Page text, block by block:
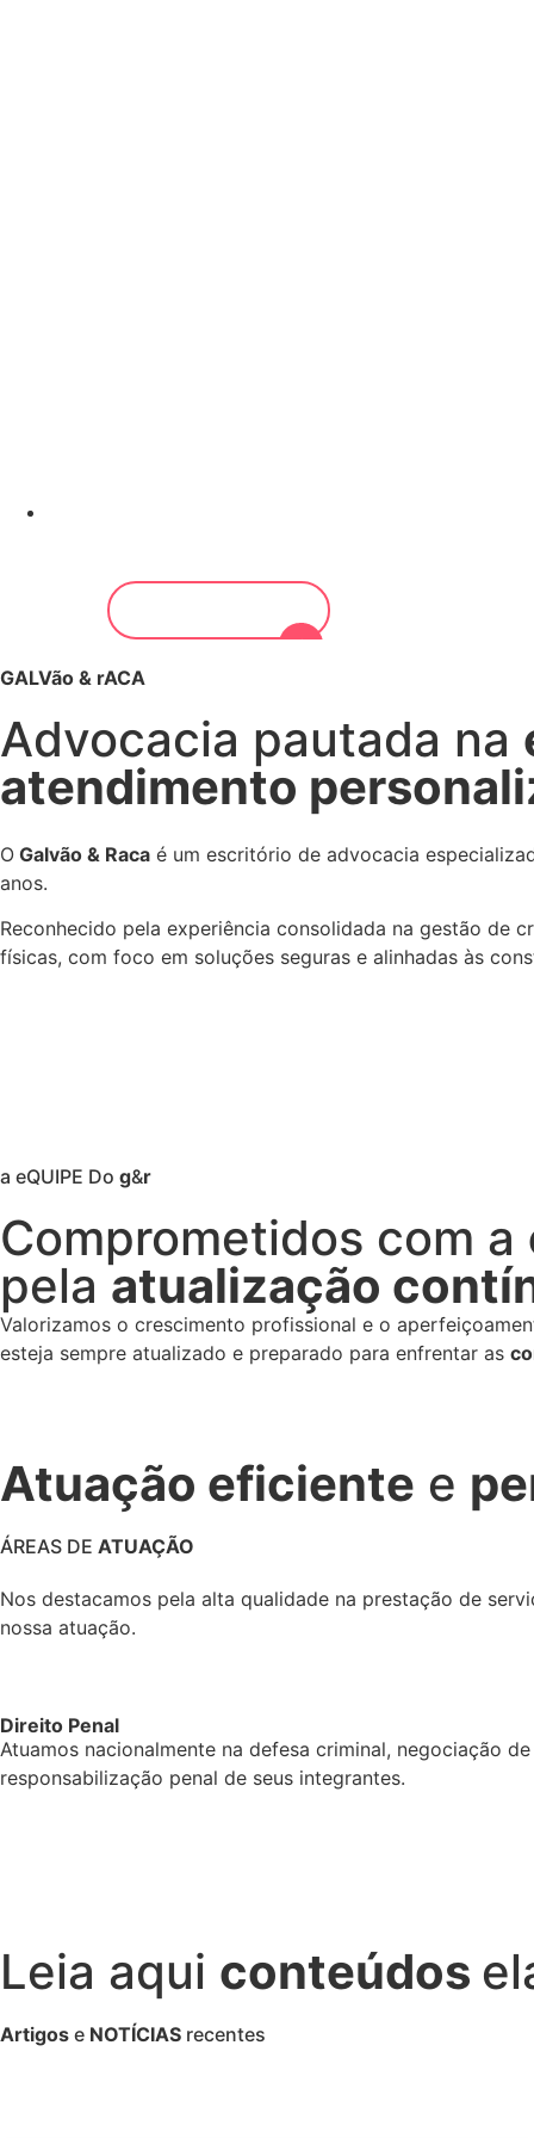
GALVão & rACA
Advocacia pautada na
atendimento
O Galvão & Raca é um escritório de advocacia
anos.
Reconhecido pela experiência consolidada na gestão de
físicas, com foco em soluções seguras e alinhadas às
a eQUIPE Do g&r
Comprometidos com a
pelaatualização
Valorizamos o crescimento profissional e o
esteja sempre atualizado e preparado para enfrentar as
Atuação eficiente e
ÁREAS DE ATUAÇÃO
Nos destacamos pela alta qualidade na prestação de
nossa atuação.
Direito Penal
Atuamos nacionalmente na defesa criminal, negociação
responsabilização penal de seus integrantes.
Leia aqui conteúdos
Artigos e NOTÍCIAS recentes